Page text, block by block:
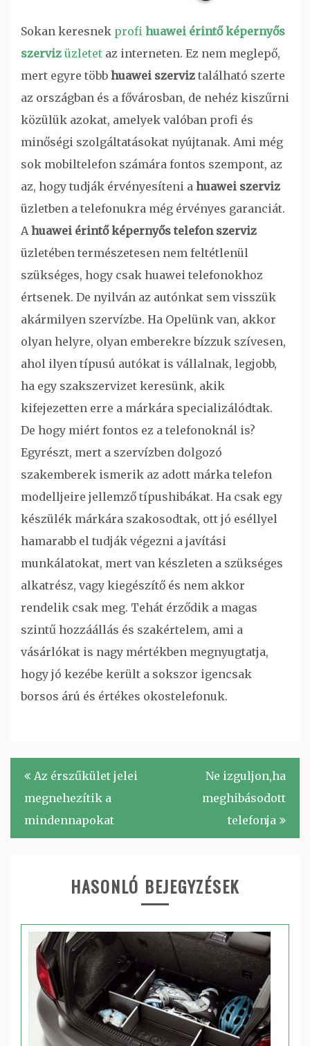
Sokan keresnek profi huawei érintő képernyős
szerviz üzletet az interneten. Ez nem meglepő,
mert egyre több huawei szerviz található szerte
az országban és a fővárosban, de nehéz kiszűrni
közülük azokat, amelyek valóban profi és
minőségi szolgáltatásokat nyújtanak. Ami még
sok mobiltelefon számára fontos szempont, az
az, hogy tudják érvényesíteni a huawei szerviz
üzletben a telefonukra még érvényes garanciát.
Ahuawei érintő képernyős telefon szerviz
üzletében természetesen nem feltétlenül
szükséges, hogy csak huawei telefonokhoz
értsenek. De nyilván az autónkat sem visszük
akármilyen szervízbe. Ha Opelünk van, akkor
olyan helyre, olyan emberekre bízzuk szívesen,
ahol ilyen típusú autókat is vállalnak, legjobb,
ha egy szakszervizet keresünk, akik
kifejezetten erre a márkára specializálódtak.
De hogy miért fontos ez a telefonoknál is?
Egyrészt, mert a szervízben dolgozó
szakemberek ismerik az adott márka telefon
modelljeire jellemző típushibákat. Ha csak egy
készülék márkára szakosodtak, ott jó eséllyel
hamarabb el tudják végezni a javítási
munkálatokat, mert van készleten a szükséges
alkatrész, vagy kiegészítő és nem akkor
rendelik csak meg. Tehát érződik a magas
szintű hozzáállás és szakértelem, ami a
vásárlókat is nagy mértékben megnyugtatja,
hogy jó kezébe került a sokszor igencsak
borsos árú és értékes okostelefonuk.
Bejegyzés
navigáció
Az érszűkület jelei
megnehezítik a
mindennapokat
Ne izguljon,ha
meghibásodott
telefonja
HASONLÓ BEJEGYZÉSEK